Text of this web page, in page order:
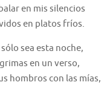
en mis silencios
en platos fríos.
sea esta noche,
en un verso,
hombros con las mías,